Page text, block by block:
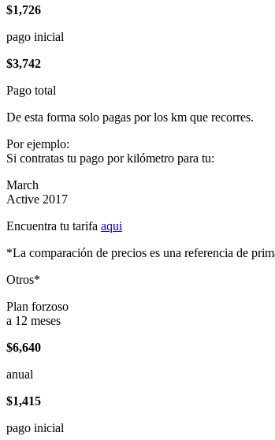
$1,726
pago inicial
$3,742
Pago total
De esta forma solo pagas por los km que recorres.
Por ejemplo:
Si contratas tu pago por kilómetro para tu:
March
Active 2017
Encuentra tu tarifa aqui
*La comparación de precios es una referencia de
Otros*
Plan forzoso
a 12 meses
$6,640
anual
$1,415
pago inicial